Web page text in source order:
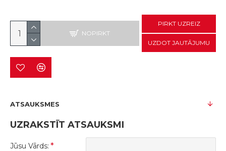
NOPIRKT
PIRKT UZREIZ
UZDOT JAUTĀJUMU
ATSAUKSMES
UZRAKSTĪT ATSAUKSMI
Jūsu Vārds: